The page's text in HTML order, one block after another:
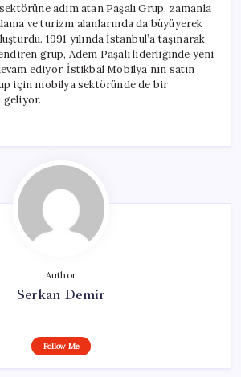
adım atan Paşalı Grup, zamanla
ve turizm alanlarında da büyüyerek
1991 yılında İstanbul’a taşınarak
grup, Adem Paşalı liderliğinde yeni
ediyor. İstikbal Mobilya’nın satın
için mobilya sektöründe de bir
geliyor.
Author
Serkan Demir
Follow Me